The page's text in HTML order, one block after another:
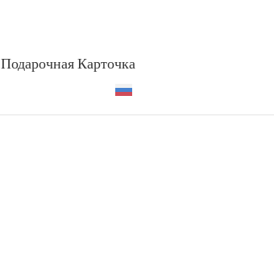
Подарочная Карточка